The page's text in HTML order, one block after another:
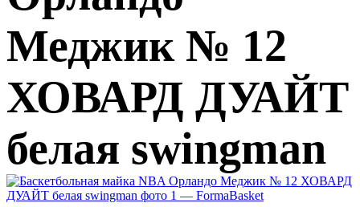
Меджик № 12
ХОВАРД ДУАЙТ
белая swingman